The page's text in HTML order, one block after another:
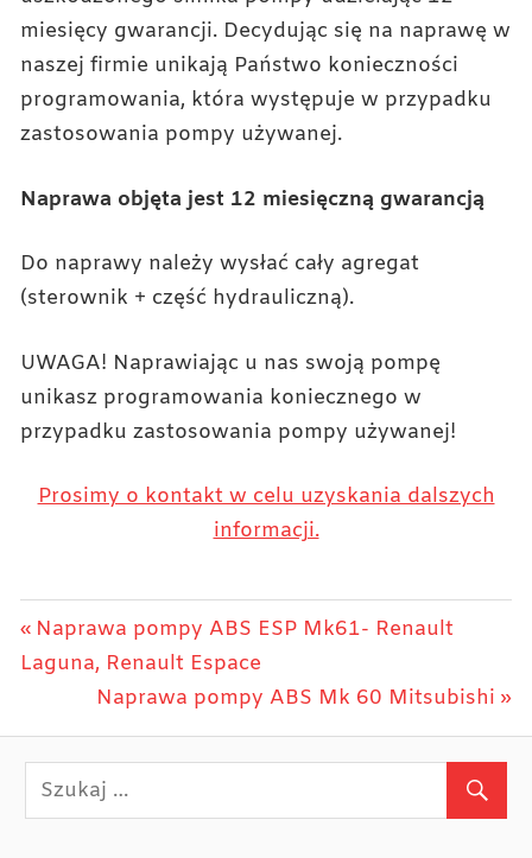
miesięcy gwarancji. Decydując się na naprawę w
naszej firmie unikają Państwo konieczności
programowania, która występuje w przypadku
zastosowania pompy używanej.
Naprawa objęta jest 12 miesięczną gwarancją
Do naprawy należy wysłać cały agregat
(sterownik + część hydrauliczną).
UWAGA! Naprawiając u nas swoją pompę
unikasz programowania koniecznego w
przypadku zastosowania pompy używanej!
Prosimy o kontakt w celu uzyskania dalszych
informacji.
Nawigacja
wpisu
Previous
Post:
Naprawa pompy ABS ESP Mk61- Renault
Laguna, Renault Espace
Next
Post:
Naprawa pompy ABS Mk 60 Mitsubishi